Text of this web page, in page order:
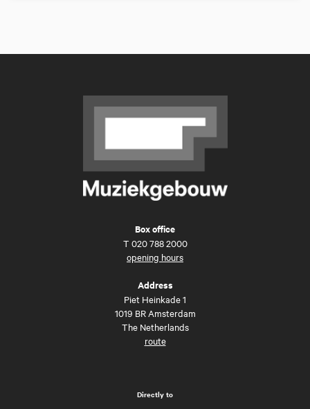
Box office
T 020 788 2000
opening hours
Address
Piet Heinkade 1
1019 BR Amsterdam
The Netherlands
route
Directly to